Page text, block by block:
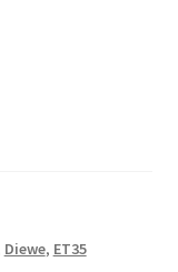
Diewe, ET35